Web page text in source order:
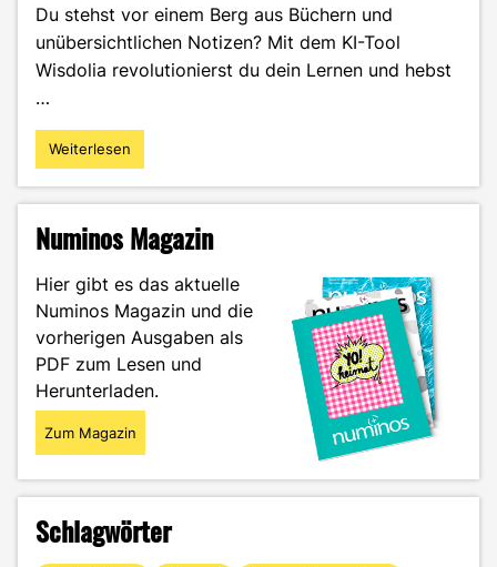
Du stehst vor einem Berg aus Büchern und
unübersichtlichen Notizen? Mit dem KI-Tool
Wisdolia revolutionierst du dein Lernen und hebst
…
"Effektiver
Lernen
Deine
Geheimwaffe
für
die
Prüfungsvorbereitung!"
Weiterlesen
Numinos Magazin
Hier gibt es das aktuelle
Numinos Magazin und die
vorherigen Ausgaben als
PDF zum Lesen und
Herunterladen.
Zum Magazin
Schlagwörter